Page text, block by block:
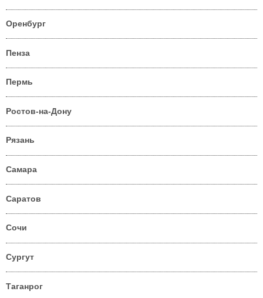
Оренбург
Пенза
Пермь
Ростов-на-Дону
Рязань
Самара
Саратов
Сочи
Сургут
Таганрог